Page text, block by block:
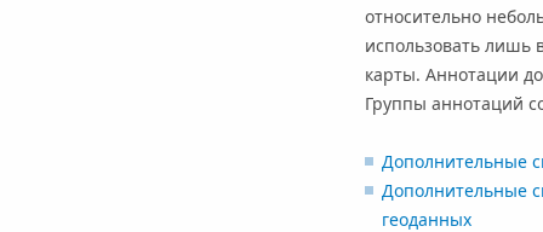
относительно
использовать лишь
карты. Аннотации
Группы аннотаций
Дополнительные
Дополнительные
геоданных